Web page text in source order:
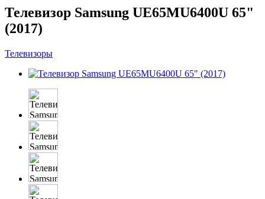
Телевизор Samsung UE65MU6400U 65"
(2017)
Телевизоры